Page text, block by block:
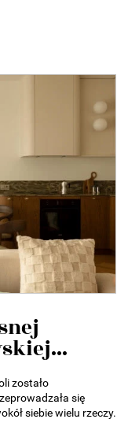
zostało
się
siebie wielu rzeczy.